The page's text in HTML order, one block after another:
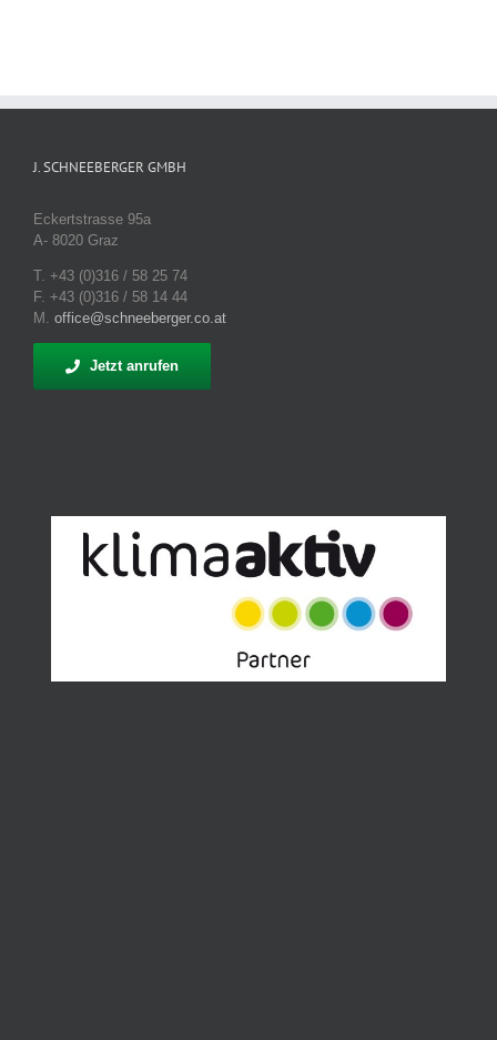
J. SCHNEEBERGER GMBH
Eckertstrasse 95a
A- 8020 Graz
T. +43 (0)316 / 58 25 74
F. +43 (0)316 / 58 14 44
M. office@schneeberger.co.at
Jetzt anrufen